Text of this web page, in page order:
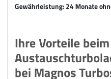
Gewährleistung: 24 Monate
Ihre Vorteile
bei Magnos